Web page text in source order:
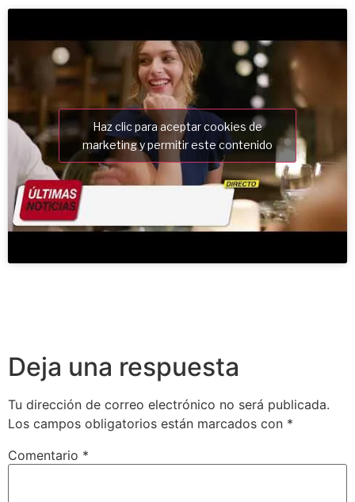
Haz clic para aceptar cookies de
marketing y permitir este contenido
Deja una respuesta
Tu dirección de correo electrónico no será publicada.
Los campos obligatorios están marcados con *
Comentario *